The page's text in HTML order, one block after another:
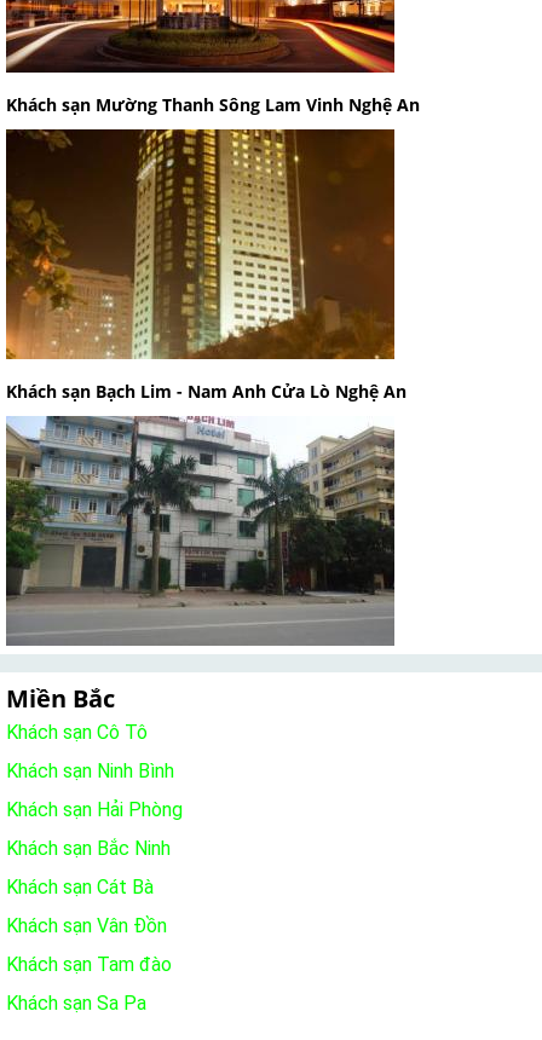
Khách sạn Mường Thanh Sông Lam Vinh Nghệ An
Khách sạn Bạch Lim - Nam Anh Cửa Lò Nghệ An
Miền Bắc
Khách sạn Cô Tô
Khách sạn Ninh Bình
Khách sạn Hải Phòng
Khách sạn Bắc Ninh
Khách sạn Cát Bà
Khách sạn Vân Đồn
Khách sạn Tam đào
Khách sạn Sa Pa